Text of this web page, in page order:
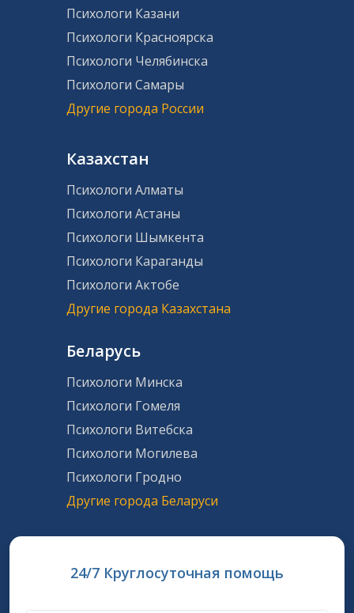
Психологи Казани
Психологи Красноярска
Психологи Челябинска
Психологи Самары
Другие города России
Казахстан
Психологи Алматы
Психологи Астаны
Психологи Шымкента
Психологи Караганды
Психологи Актобе
Другие города Казахстана
Беларусь
Психологи Минска
Психологи Гомеля
Психологи Витебска
Психологи Могилева
Психологи Гродно
Другие города Беларуси
24/7 Круглосуточная помощь